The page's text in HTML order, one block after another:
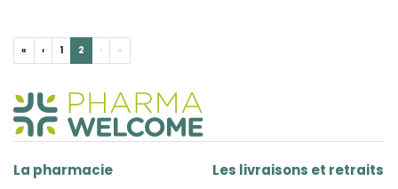
« ‹ 1 2 › »
La pharmacie Les livraisons et retraits